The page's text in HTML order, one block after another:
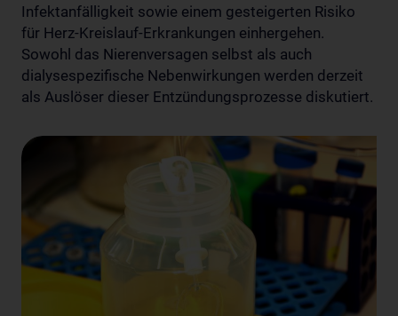
Infektanfälligkeit sowie einem gesteigerten Risiko
für Herz-Kreislauf-Erkrankungen einhergehen.
Sowohl das Nierenversagen selbst als auch
dialysespezifische Nebenwirkungen werden derzeit
als Auslöser dieser Entzündungsprozesse diskutiert.